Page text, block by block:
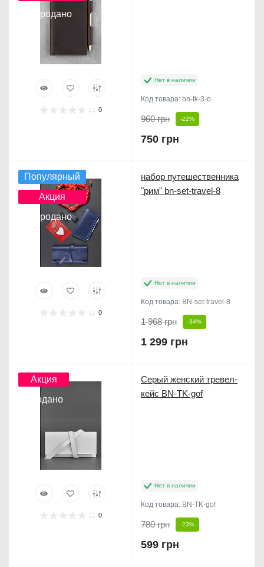
Продано
0
Нет в наличии
Код товара: bn-tk-3-o
960 грн -22%
750 грн
Популярный
Акция
Продано
0
набор путешественника
"рим" bn-set-travel-8
Нет в наличии
Код товара: BN-set-travel-8
1 968 грн -34%
1 299 грн
Акция
Продано
0
Серый женский тревел-
кейс BN-TK-gof
Нет в наличии
Код товара: BN-TK-gof
780 грн -23%
599 грн